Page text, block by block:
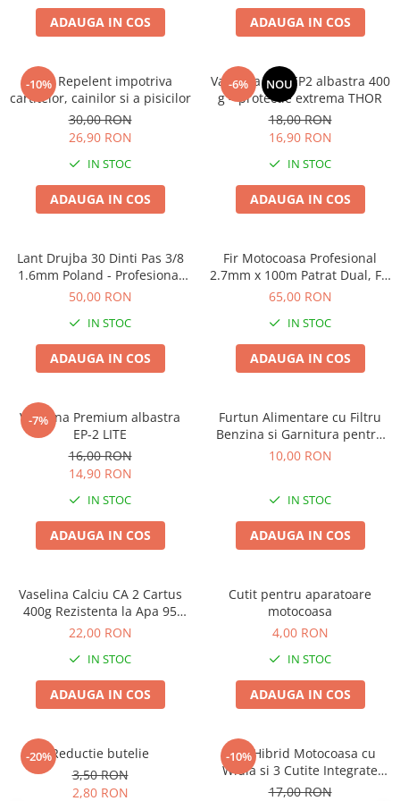
Seminte pastarnac
Seminte plante aromatice
Seminte rosii
Seminte salata
Seminte sfecla
Seminte telina
Seminte varza
Seminte Vinete
Seminte zucchini
Seminte Legume Profesionale
Seminte pentru germinare
Seminte trifoi
Patent
Rulete masurat
Sape/ Cazmale/ Lopeti
Scule de mana
Scule electrice
Surubelnite
Suruburi
ADAUGA IN COS ADAUGA IN COS
-10%
Bros Repelent impotriva
cartitelor, cainilor si a pisicilor
30,00 RON
26,90 RON
IN STOC
ADAUGA IN COS
-6% NOU
Vaselina litiu EP2 albastra 400
g – protectie extrema THOR
18,00 RON
16,90 RON
IN STOC
ADAUGA IN COS
Lant Drujba 30 Dinti Pas 3/8
1.6mm Poland - Profesional
pentru Lemn Tare
50,00 RON
IN STOC
ADAUGA IN COS
Fir Motocoasa Profesional
2.7mm x 100m Patrat Dual, Fir
Trimer Bicomponent pentru
65,00 RON
IN STOC
ADAUGA IN COS
-7%
Vaselina Premium albastra
EP-2 LITE
16,00 RON
14,90 RON
IN STOC
ADAUGA IN COS
Furtun Alimentare cu Filtru
Benzina si Garnitura pentru
Motocositoare, Micul Fermier,
10,00 RON
IN STOC
ADAUGA IN COS
Vaselina Calciu CA 2 Cartus
400g Rezistenta la Apa 95
Grade - Unsoare Lubrifiere
22,00 RON
IN STOC
ADAUGA IN COS
Cutit pentru aparatoare
motocoasa
4,00 RON
IN STOC
ADAUGA IN COS
-20%Reductie butelie
3,50 RON
2,80 RON
-10%
Disc Hibrid Motocoasa cu
Widia si 3 Cutite Integrate
40T, Disc Profesional pentru
17,00 RON